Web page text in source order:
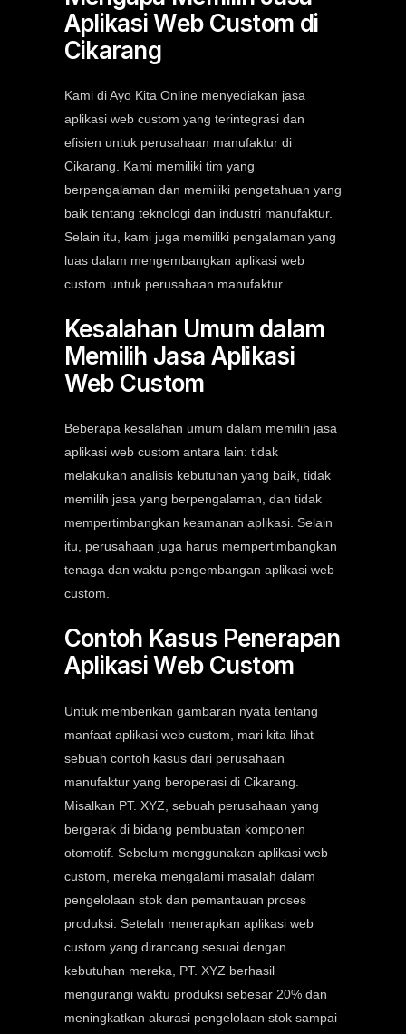
Aplikasi Web Custom di
Cikarang
Kami di Ayo Kita Online menyediakan jasa
aplikasi web custom yang terintegrasi dan
efisien untuk perusahaan manufaktur di
Cikarang. Kami memiliki tim yang
berpengalaman dan memiliki pengetahuan yang
baik tentang teknologi dan industri manufaktur.
Selain itu, kami juga memiliki pengalaman yang
luas dalam mengembangkan aplikasi web
custom untuk perusahaan manufaktur.
Kesalahan Umum dalam
Memilih Jasa Aplikasi
Web Custom
Beberapa kesalahan umum dalam memilih jasa
aplikasi web custom antara lain: tidak
melakukan analisis kebutuhan yang baik, tidak
memilih jasa yang berpengalaman, dan tidak
mempertimbangkan keamanan aplikasi. Selain
itu, perusahaan juga harus mempertimbangkan
tenaga dan waktu pengembangan aplikasi web
custom.
Contoh Kasus Penerapan
Aplikasi Web Custom
Untuk memberikan gambaran nyata tentang
manfaat aplikasi web custom, mari kita lihat
sebuah contoh kasus dari perusahaan
manufaktur yang beroperasi di Cikarang.
Misalkan PT. XYZ, sebuah perusahaan yang
bergerak di bidang pembuatan komponen
otomotif. Sebelum menggunakan aplikasi web
custom, mereka mengalami masalah dalam
pengelolaan stok dan pemantauan proses
produksi. Setelah menerapkan aplikasi web
custom yang dirancang sesuai dengan
kebutuhan mereka, PT. XYZ berhasil
mengurangi waktu produksi sebesar 20% dan
meningkatkan akurasi pengelolaan stok sampai